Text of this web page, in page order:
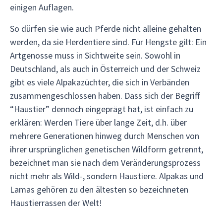
einigen Auflagen.
So dürfen sie wie auch Pferde nicht alleine gehalten
werden, da sie Herdentiere sind. Für Hengste gilt: Ein
Artgenosse muss in Sichtweite sein. Sowohl in
Deutschland, als auch in Österreich und der Schweiz
gibt es viele Alpakazüchter, die sich in Verbänden
zusammengeschlossen haben. Dass sich der Begriff
“Haustier” dennoch eingeprägt hat, ist einfach zu
erklären: Werden Tiere über lange Zeit, d.h. über
mehrere Generationen hinweg durch Menschen von
ihrer ursprünglichen genetischen Wildform getrennt,
bezeichnet man sie nach dem Veränderungsprozess
nicht mehr als Wild-, sondern Haustiere. Alpakas und
Lamas gehören zu den ältesten so bezeichneten
Haustierrassen der Welt!